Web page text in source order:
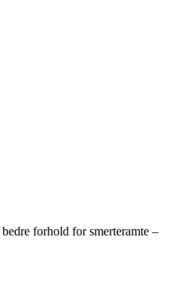
forhold for smerteramte –